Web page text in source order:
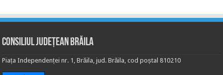
Consiliul Județean Brăila
Piața Independenței nr. 1, Brăila, jud. Brăila, cod poștal 810210